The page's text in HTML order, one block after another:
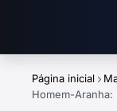
Página inicial
Homem-Aranha: